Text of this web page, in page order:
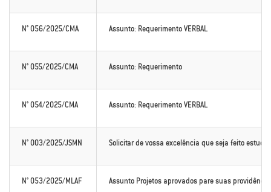
N° 056/2025/CMA Assunto: Requerimento VERBAL
N° 055/2025/CMA Assunto: Requerimento
N° 054/2025/CMA Assunto: Requerimento VERBAL
N° 003/2025/JSMN Solicitar de vossa excelência que seja feito
N° 053/2025/MLAF Assunto Projetos aprovados pare suas